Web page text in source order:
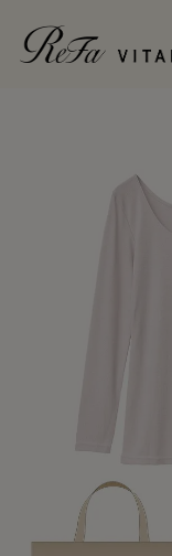
WOMEN